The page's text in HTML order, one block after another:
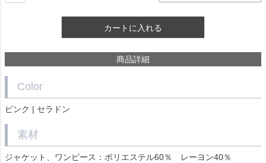
カートに入れる
商品詳細
Color
ピンク | セラドン
素材
ジャケット、ワンピース：ポリエステル60％ レーヨン40％